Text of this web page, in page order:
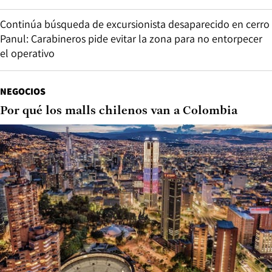
Continúa búsqueda de excursionista desaparecido en cerro
Panul: Carabineros pide evitar la zona para no entorpecer
el operativo
NEGOCIOS
Por qué los malls chilenos van a Colombia